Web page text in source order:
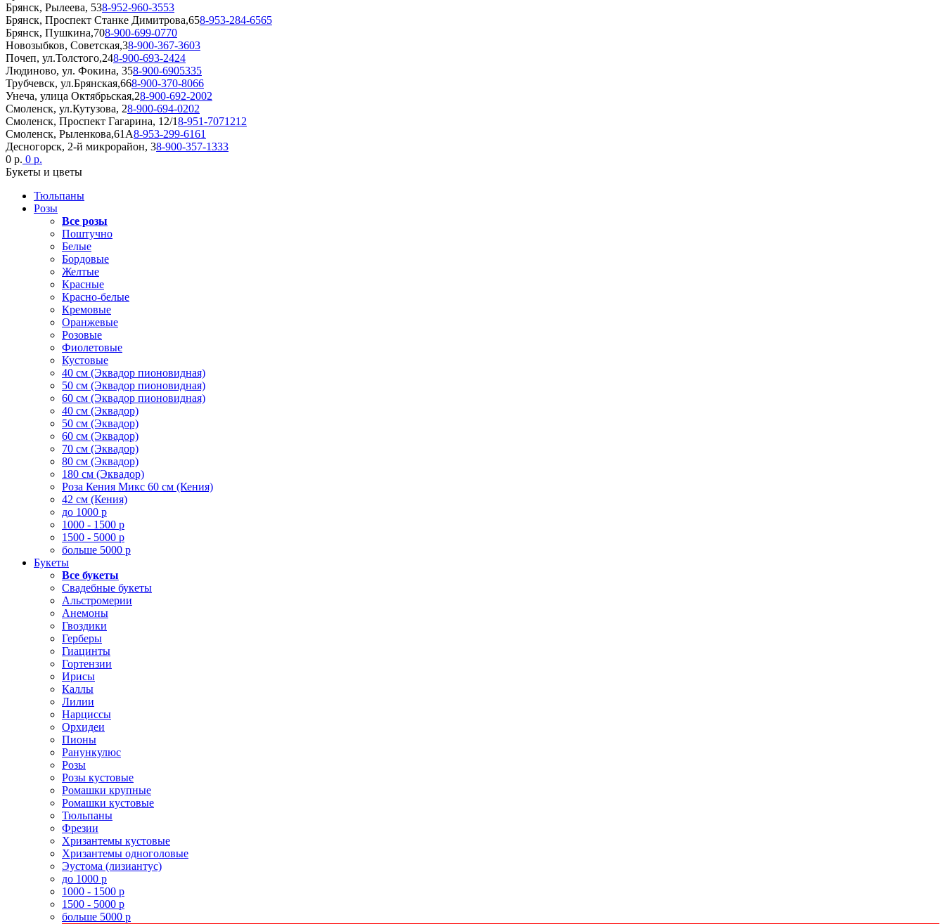
Брянск, Рылеева, 538-952-960-3553
Брянск, Проспект Станке Димитрова,658-953-284-6565
Брянск, Пушкина,708-900-699-0770
Новозыбков, Советская,38-900-367-3603
Почеп, ул.Толстого,248-900-693-2424
Людиново, ул. Фокина, 358-900-6905335
Трубчевск, ул.Брянская,668-900-370-8066
Унеча, улица Октябрьская,28-900-692-2002
Смоленск, ул.Кутузова, 28-900-694-0202
Смоленск, Проспект Гагарина, 12/18-951-7071212
Смоленск, Рыленкова,61А8-953-299-6161
Десногорск, 2-й микрорайон, 38-900-357-1333
0 р. 0 р.
Букеты и цветы
Тюльпаны
Розы
Все розы
Поштучно
Белые
Бордовые
Желтые
Красные
Красно-белые
Кремовые
Оранжевые
Розовые
Фиолетовые
Кустовые
40 см (Эквадор пионовидная)
50 см (Эквадор пионовидная)
60 см (Эквадор пионовидная)
40 см (Эквадор)
50 см (Эквадор)
60 см (Эквадор)
70 см (Эквадор)
80 см (Эквадор)
180 см (Эквадор)
Роза Кения Микс 60 см (Кения)
42 см (Кения)
до 1000 р
1000 - 1500 р
1500 - 5000 р
больше 5000 р
Букеты
Все букеты
Свадебные букеты
Альстромерии
Анемоны
Гвоздики
Герберы
Гиацинты
Гортензии
Ирисы
Каллы
Лилии
Нарциссы
Орхидеи
Пионы
Ранункулюс
Розы
Розы кустовые
Ромашки крупные
Ромашки кустовые
Тюльпаны
Фрезии
Хризантемы кустовые
Хризантемы одноголовые
Эустома (лизиантус)
до 1000 р
1000 - 1500 р
1500 - 5000 р
больше 5000 р